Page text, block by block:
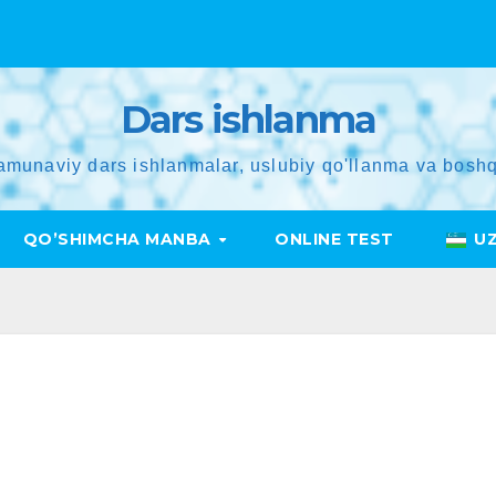
Dars ishlanma
dars ishlanmalar, uslubiy qo'llanma va
QO’SHIMCHA MANBA ONLINE TEST UZ